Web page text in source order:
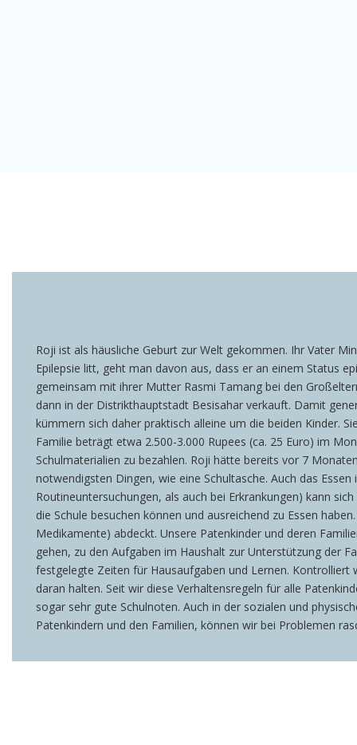
Roji ist als häusliche Geburt zur Welt gekommen. Ihr Vater
Epilepsie litt, geht man davon aus, dass er an einem Status
gemeinsam mit ihrer Mutter Rasmi Tamang bei den
dann in der Distrikthauptstadt Besisahar verkauft. Damit
kümmern sich daher praktisch alleine um die beiden Kinder.
Familie beträgt etwa 2.500-3.000 Rupees (ca. 25 Euro) im
Schulmaterialien zu bezahlen. Roji hätte bereits vor 7
notwendigsten Dingen, wie eine Schultasche. Auch das
Routineuntersuchungen, als auch bei Erkrankungen) kann
die Schule besuchen können und ausreichend zu Essen
Medikamente) abdeckt. Unsere Patenkinder und deren
gehen, zu den Aufgaben im Haushalt zur Unterstützung der
festgelegte Zeiten für Hausaufgaben und Lernen.
daran halten. Seit wir diese Verhaltensregeln für alle
sogar sehr gute Schulnoten. Auch in der sozialen und
Patenkindern und den Familien, können wir bei Problemen